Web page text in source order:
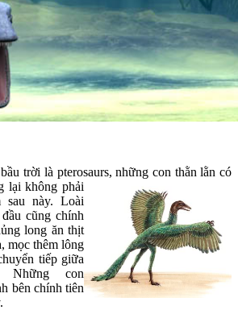
trời là pterosaurs, những con thằn lằn có
lại không phải
sau này. Loài
cũng chính
long ăn thịt
mọc thêm lông
tiếp giữa
con
bên chính tiên